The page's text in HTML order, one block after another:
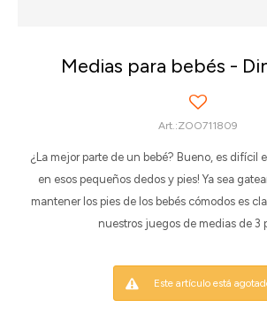
Medias para bebés -
ZOO711809
¿La mejor parte de un bebé? Bueno, es difícil
en esos pequeños dedos y pies! Ya sea
mantener los pies de los bebés cómodos es
nuestros juegos de medias de 3
Este artículo está